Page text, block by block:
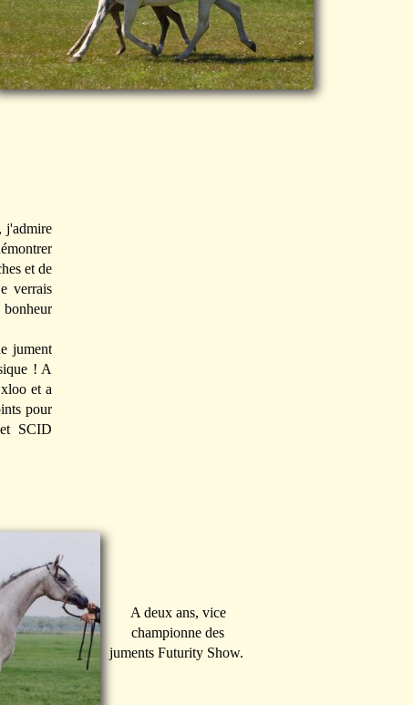
A deux ans, vice
championne des
juments Futurity Show.
j'admire
et de
verrais
jument
! A
et a
pour
SCID